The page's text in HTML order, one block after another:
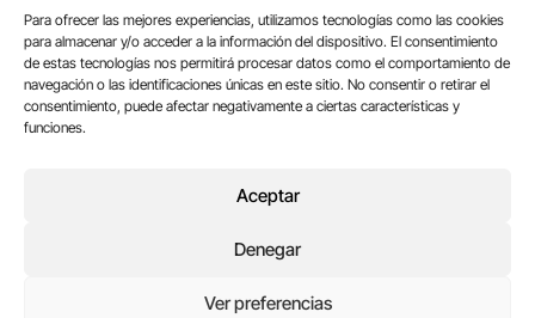
Para ofrecer las mejores experiencias, utilizamos tecnologías como las cookies
para almacenar y/o acceder a la información del dispositivo. El consentimiento
de estas tecnologías nos permitirá procesar datos como el comportamiento de
navegación o las identificaciones únicas en este sitio. No consentir o retirar el
consentimiento, puede afectar negativamente a ciertas características y
funciones.
Aceptar
Denegar
Ver preferencias
Dirección
C/ Greses Nº12 (Bajo) 46020
Valencia, España
Términos legales